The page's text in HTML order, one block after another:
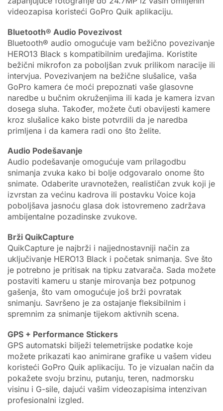
videozapisa koristeći GoPro Quik aplikaciju.
Bluetooth® Audio Povezivost
Bluetooth® audio omogućuje vam bežično povezivanje
HERO13 Black s kompatibilnim uređajima. Koristite
bežični mikrofon za poboljšan zvuk prilikom naracije ili
intervjua. Povezivanjem na bežične slušalice, vaša
GoPro kamera će moći prepoznati vaše glasovne
naredbe u bučnim okruženjima ili kada je kamera izvan
dosega sluha. Također, možete čuti obavijesti kamere
kroz slušalice kako biste potvrdili da je naredba
primljena i da kamera radi ono što želite.
Audio Podešavanje
Audio podešavanje omogućuje vam prilagodbu
snimanja zvuka kako bi bolje odgovaralo onome što
snimate. Odaberite uravnotežen, realističan zvuk koji je
izvrstan za većinu kadrova ili postavku Voice koja
poboljšava jasnoću glasa dok istovremeno zadržava
ambijentalne pozadinske zvukove.
Brži QuikCapture
QuikCapture je najbrži i najjednostavniji način za
uključivanje HERO13 Black i početak snimanja. Sve što
je potrebno je pritisak na tipku zatvarača. Sada možete
postaviti kameru u stanje mirovanja bez potpunog
gašenja, što vam omogućuje još brži povratak
snimanju. Savršeno je za ostajanje fleksibilnim i
spremnim za snimanje tijekom aktivnih scena.
GPS + Performance Stickers
GPS automatski bilježi telemetrijske podatke koje
možete prikazati kao animirane grafike u vašem videu
koristeći GoPro Quik aplikaciju. To je vizualan način da
pokažete svoju brzinu, putanju, teren, nadmorsku
visinu i G-sile, dajući vašim videozapisima intenzivan
profesionalni izgled.